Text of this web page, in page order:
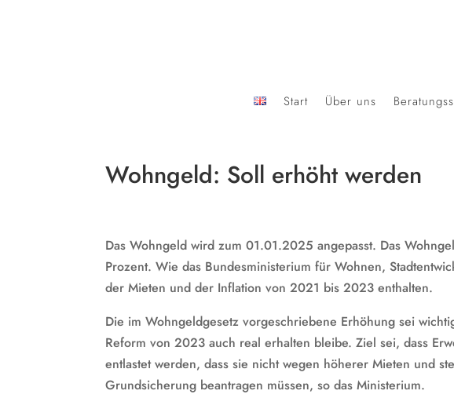
Start Über uns
Wohngeld: Soll erhöht werden
Das Wohngeld wird zum 01.01.2025 angepasst. Das
Prozent. Wie das Bundesministerium für Wohnen,
der Mieten und der Inflation von 2021 bis 2023 enthalten.
Die im Wohngeldgesetz vorgeschriebene Erhöhung sei
Reform von 2023 auch real erhalten bleibe. Ziel sei, dass
entlastet werden, dass sie nicht wegen höherer Mieten und
Grundsicherung beantragen müssen, so das Ministerium.